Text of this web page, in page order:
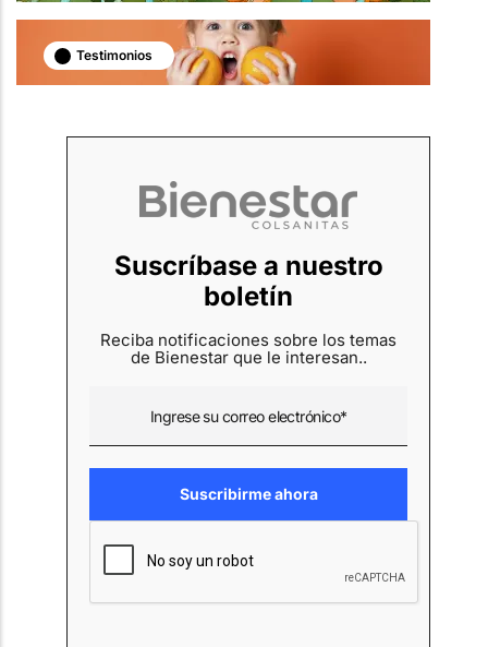
Testimonios
Suscríbase a nuestro
boletín
Reciba notificaciones sobre los temas
de Bienestar que le interesan..